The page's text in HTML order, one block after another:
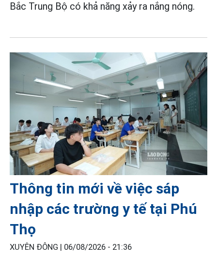
Bắc Trung Bộ có khả năng xảy ra nắng nóng.
Thông tin mới về việc sáp
nhập các trường y tế tại Phú
Thọ
XUYÊN ĐÔNG | 06/08/2026 - 21:36